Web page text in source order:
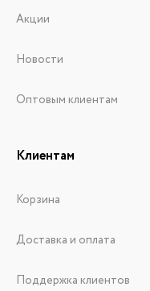
Акции
Новости
Оптовым клиентам
Клиентам
Корзина
Доставка и оплата
Поддержка клиентов